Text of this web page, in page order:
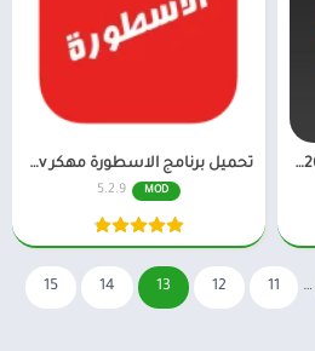
تحميل تندر Tinder Gold مهكر 2026 للاندرويد تحميل برنامج الاسطورة مهكر Ostora Tv بدون اعلانات
MOD
5.2.9
…
11
12
13
14
15